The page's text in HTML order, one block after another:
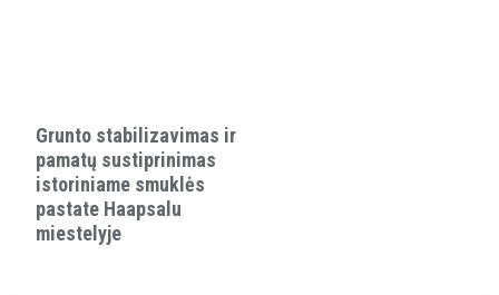
Grunto stabilizavimas ir
pamatų sustiprinimas
istoriniame smuklės
pastate Haapsalu
miestelyje